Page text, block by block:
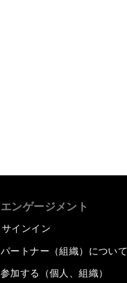
エンゲージメント
サインイン
パートナー（組織）について
参加する（個人、組織）